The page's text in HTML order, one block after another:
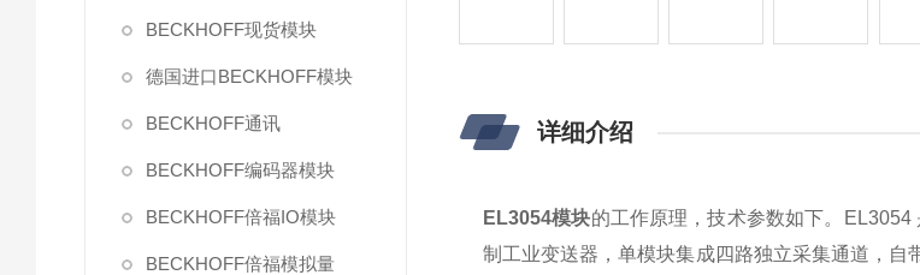
BECKHOFF现货模块
德国进口BECKHOFF模块
BECKHOFF通讯
BECKHOFF编码器模块
BECKHOFF倍福IO模块
BECKHOFF倍福模拟量
详细介绍
EL3054模块的工作原理，技术参数如下。
制工业变送器，单模块集成四路独立采集通道，自